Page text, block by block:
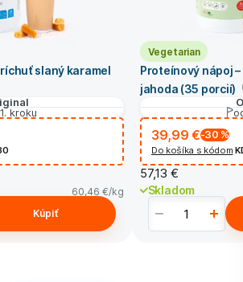
slaný karamel
kroku
60,46 €/kg
Kúpiť
Vegetarian
Proteínový nápoj
jahoda (35 porcií)
39,99 €-30 %
Do košíka s kódom
57,13 €
Skladom